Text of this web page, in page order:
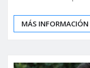
MÁS INFORMACIÓN